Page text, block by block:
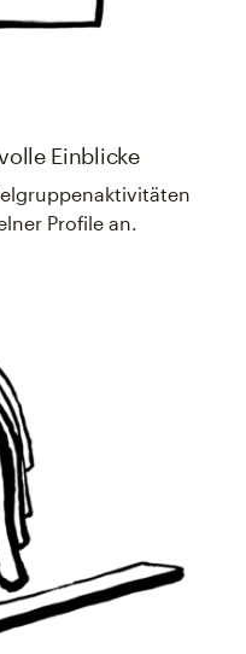
Einblicke
Profile an.